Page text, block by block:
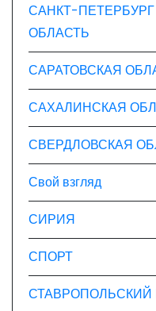
САНКТ-
ОБЛАСТЬ
САРАТОВСКАЯ
САХАЛИНСКАЯ
СВЕРДЛОВСКАЯ
Свой взгляд
СИРИЯ
СПОРТ
СТАВРОПОЛЬСКИЙ